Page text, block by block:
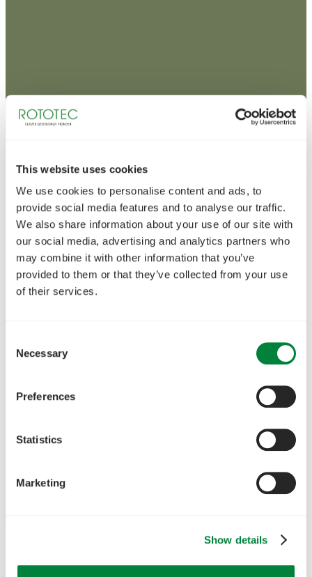
This website uses cookies
We use cookies to personalise content and ads, to
provide social media features and to analyse our traffic.
We also share information about your use of our site with
our social media, advertising and analytics partners who
may combine it with other information that you’ve
provided to them or that they’ve collected from your use
of their services.
Selection
Necessary
Preferences
Statistics
Marketing
Show details